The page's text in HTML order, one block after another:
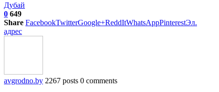
Дубай
0 649
Share FacebookTwitterGoogle+ReddItWhatsAppPinterestЭл.
адрес
avgrodno.by 2267 posts 0 comments